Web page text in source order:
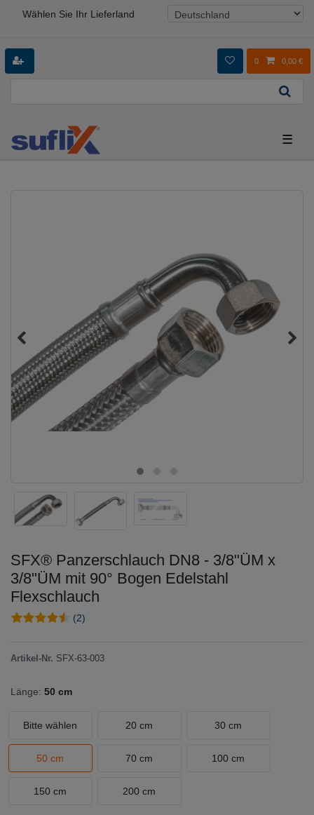
Wählen Sie Ihr Lieferland
0 0,00 €
☰
SFX® Panzerschlauch DN8 - 3/8"ÜM x
3/8"ÜM mit 90° Bogen Edelstahl
Flexschlauch
(2)
Artikel-Nr. SFX-63-003
Länge: 50 cm
Bitte wählen 20 cm 30 cm
50 cm 70 cm 100 cm
150 cm 200 cm